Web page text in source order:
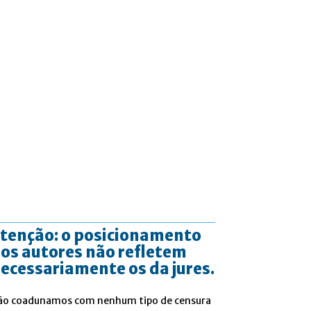
o posicionamento
autores não refletem
os da jures.
coadunamos com nenhum tipo de censura